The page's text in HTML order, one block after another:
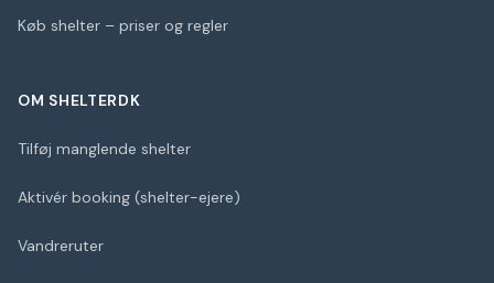
Køb shelter – priser og regler
OM SHELTERDK
Tilføj manglende shelter
Aktivér booking (shelter-ejere)
Vandreruter